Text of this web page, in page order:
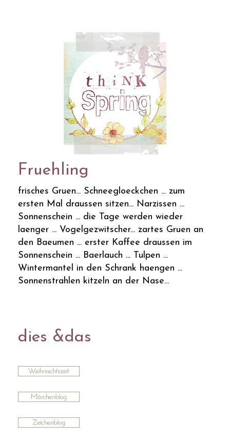
Fruehling
frisches Gruen... Schneegloeckchen ... zum
ersten Mal draussen sitzen... Narzissen ...
Sonnenschein ... die Tage werden wieder
laenger ... Vogelgezwitscher... zartes Gruen an
den Baeumen ... erster Kaffee draussen im
Sonnenschein ... Baerlauch ... Tulpen ...
Wintermantel in den Schrank haengen ...
Sonnenstrahlen kitzeln an der Nase...
dies &das